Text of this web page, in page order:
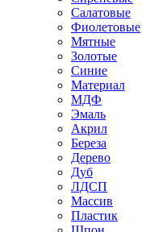
Салатовые
Фиолетовые
Мятные
Золотые
Синие
Материал
МДФ
Эмаль
Акрил
Береза
Дерево
Дуб
ЛДСП
Массив
Пластик